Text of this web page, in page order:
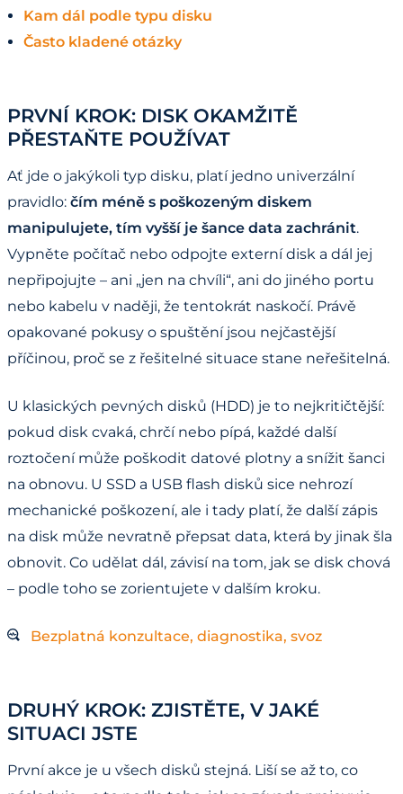
Kam dál podle typu disku
Často kladené otázky
PRVNÍ KROK: DISK OKAMŽITĚ
PŘESTAŇTE POUŽÍVAT
Ať jde o jakýkoli typ disku, platí jedno univerzální
pravidlo: čím méně s poškozeným diskem
manipulujete, tím vyšší je šance data zachránit.
Vypněte počítač nebo odpojte externí disk a dál jej
nepřipojujte – ani „jen na chvíli“, ani do jiného portu
nebo kabelu v naději, že tentokrát naskočí. Právě
opakované pokusy o spuštění jsou nejčastější
příčinou, proč se z řešitelné situace stane neřešitelná.
U klasických pevných disků (HDD) je to nejkritičtější:
pokud disk cvaká, chrčí nebo pípá, každé další
roztočení může poškodit datové plotny a snížit šanci
na obnovu. U SSD a USB flash disků sice nehrozí
mechanické poškození, ale i tady platí, že další zápis
na disk může nevratně přepsat data, která by jinak šla
obnovit. Co udělat dál, závisí na tom, jak se disk chová
– podle toho se zorientujete v dalším kroku.
Bezplatná konzultace, diagnostika, svoz
DRUHÝ KROK: ZJISTĚTE, V JAKÉ
SITUACI JSTE
První akce je u všech disků stejná. Liší se až to, co